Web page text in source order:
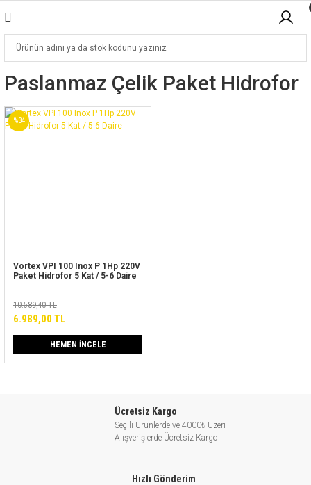
Paslanmaz Çelik Paket Hidrofor
%34
Vortex VPI 100 Inox P 1Hp 220V
Paket Hidrofor 5 Kat / 5-6 Daire
10.589,40 TL
6.989,00 TL
HEMEN İNCELE
Ücretsiz Kargo
Seçili Ürünlerde ve 4000₺ Üzeri
Alışverişlerde Ücretsiz Kargo
Hızlı Gönderim